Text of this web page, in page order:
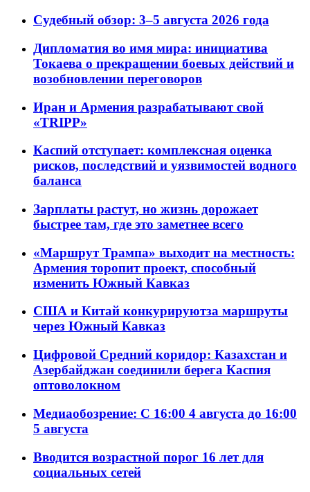
Судебный обзор: 3–5 августа 2026 года
Дипломатия во имя мира: инициатива
Токаева о прекращении боевых действий и
возобновлении переговоров
Иран и Армения разрабатывают свой
«TRIPP»
Каспий отступает: комплексная оценка
рисков, последствий и уязвимостей водного
баланса
Зарплаты растут, но жизнь дорожает
быстрее там, где это заметнее всего
«Маршрут Трампа» выходит на местность:
Армения торопит проект, способный
изменить Южный Кавказ
США и Китай конкурируютза маршруты
через Южный Кавказ
Цифровой Средний коридор: Казахстан и
Азербайджан соединили берега Каспия
оптоволокном
Медиаобозрение: С 16:00 4 августа до 16:00
5 августа
Вводится возрастной порог 16 лет для
социальных сетей